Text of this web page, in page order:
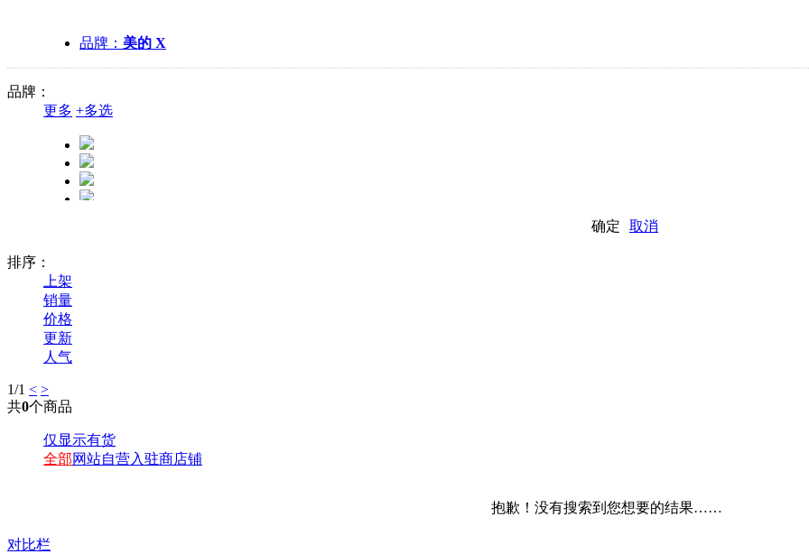
品牌： 美的 X
品牌：
更多 +多选
确定 取消
排序：
上架
销量
价格
更新
人气
1/1 < >
共0个商品
仅显示有货
全部网站自营入驻商店铺
抱歉！没有搜索到您想要的结果……
对比栏